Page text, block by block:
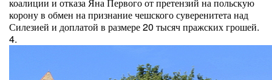
корону в обмен на признание чешского суверенитета над
Силезией и доплатой в размере 20 тысяч пражских грошей.
4.